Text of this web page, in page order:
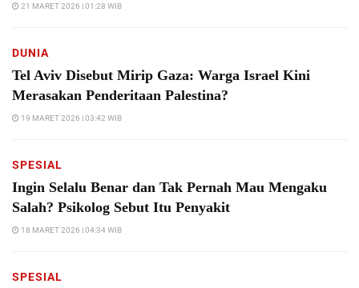
21 MARET 2026 | 01:28 WIB
DUNIA
Tel Aviv Disebut Mirip Gaza: Warga Israel Kini
Merasakan Penderitaan Palestina?
19 MARET 2026 | 03:42 WIB
SPESIAL
Ingin Selalu Benar dan Tak Pernah Mau Mengaku
Salah? Psikolog Sebut Itu Penyakit
18 MARET 2026 | 04:34 WIB
SPESIAL